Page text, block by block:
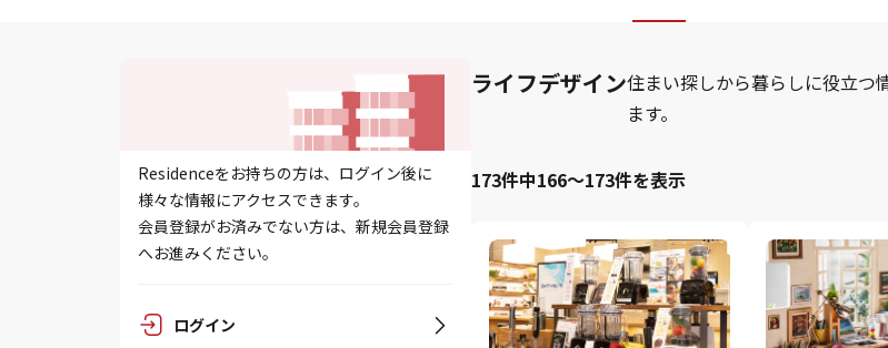
Residenceをお持ちの方は、ログイン後に
様々な情報にアクセスできます。
会員登録がお済みでない方は、新規会員登録
へお進みください。
ログイン
ライフデザイン住まい探しから暮らしに役立つ
ます。
173件中166～173件を表示